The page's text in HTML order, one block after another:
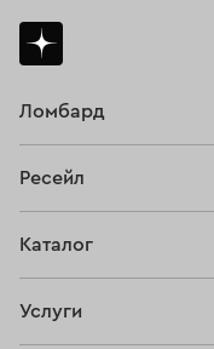
Ломбард
Тарифы
Ресейл
Купить
Каталог
Услуги